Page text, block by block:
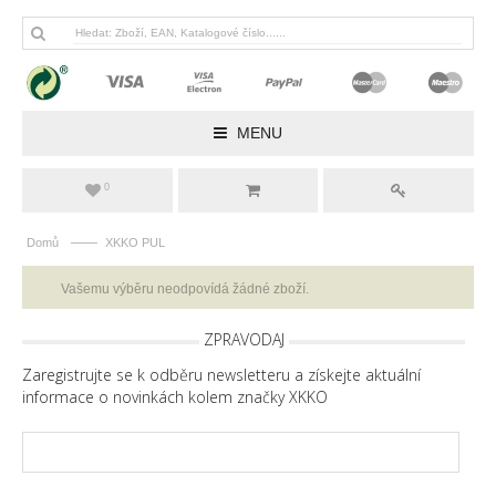
MENU
0
Domů —— XKKO PUL
Vašemu výběru neodpovídá žádné zboží.
ZPRAVODAJ
Zaregistrujte se k odběru newsletteru a získejte aktuální
informace o novinkách kolem značky XKKO